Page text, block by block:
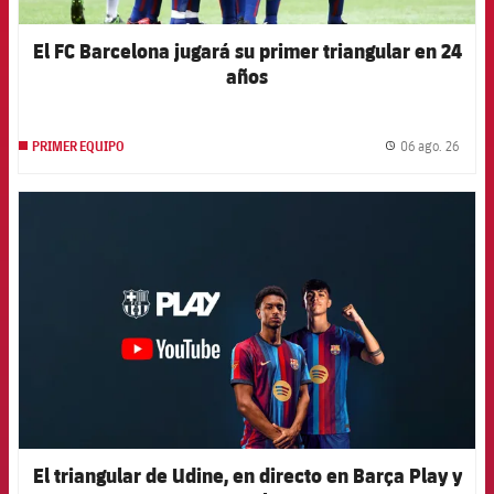
El FC Barcelona jugará su primer triangular en 24
años
PRIMER EQUIPO 06 ago. 26
El triangular de Udine, en directo en Barça Play y